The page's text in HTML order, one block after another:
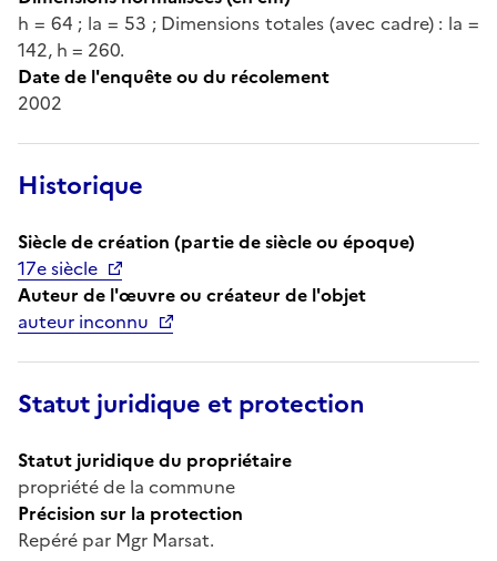
h = 64 ; la = 53 ; Dimensions totales (avec cadre) : la =
142, h = 260.
Date de l'enquête ou du récolement
2002
Historique
Siècle de création (partie de siècle ou époque)
17e siècle
Auteur de l'œuvre ou créateur de l'objet
auteur inconnu
Statut juridique et protection
Statut juridique du propriétaire
propriété de la commune
Précision sur la protection
Repéré par Mgr Marsat.